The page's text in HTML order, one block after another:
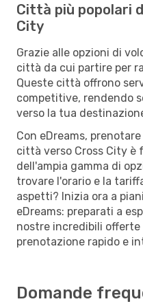
Città più popolari
City
Grazie alle opzioni di
città da cui partire per
Queste città offrono
competitive, rendendo
verso la tua
Con eDreams,
città verso Cross City è
dell'ampia gamma di
trovare l'orario e la
aspetti? Inizia ora a
eDreams: preparati a
nostre incredibili offerte
prenotazione rapido e
Domande